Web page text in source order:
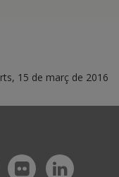
15 de març de 2016
Flickr